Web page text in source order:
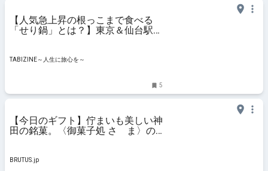
【人気急上昇の根っこまで食べる
「せり鍋」とは？】東京＆仙台駅の
TABIZINE～人生に旅心を～
TABIZINE～人生に旅心を～
5
【今日のギフト】佇まいも美しい神
田の銘菓。〈御菓子処 さゝま〉の
BRUTUS.jp